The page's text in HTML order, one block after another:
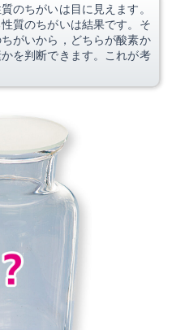
のちがいは目に見えます。
質のちがいは結果です。そ
がいから，どちらが酸素か
を判断できます。これが考